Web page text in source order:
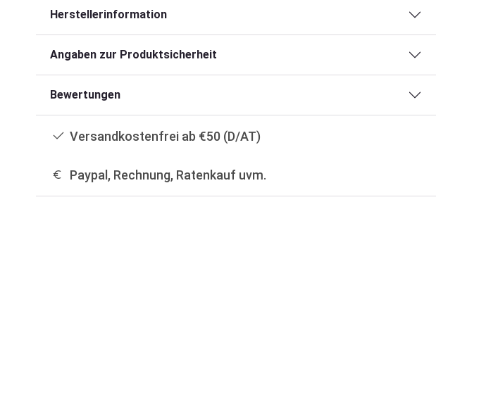
Herstellerinformation
Angaben zur Produktsicherheit
Bewertungen
Versandkostenfrei ab €50 (D/AT)
Paypal, Rechnung, Ratenkauf uvm.